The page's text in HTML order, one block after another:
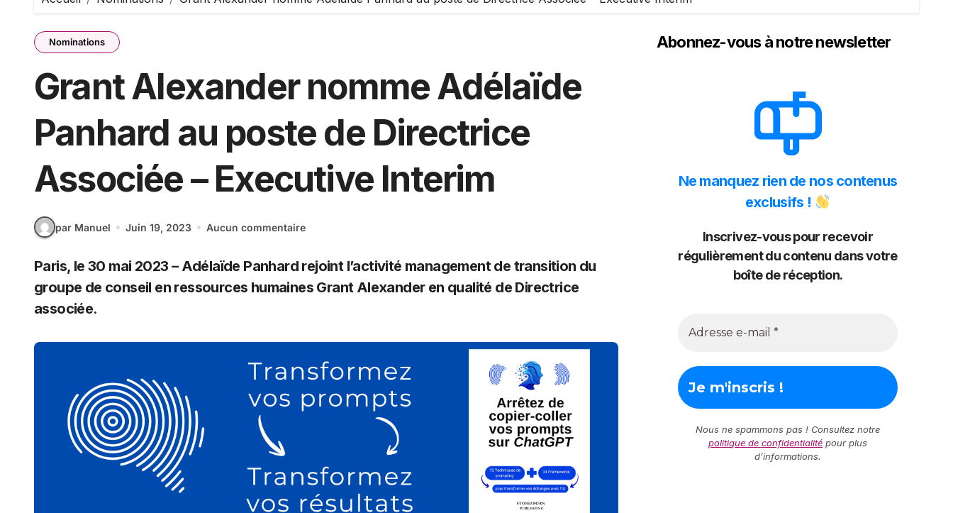
Nominations
Grant Alexander nomme Adélaïde
Panhard au poste de Directrice
Associée – Executive Interim
par Manuel Juin 19, 2023 Aucun commentaire
Paris, le 30 mai 2023 – Adélaïde Panhard rejoint l’activité management de transition du
groupe de conseil en ressources humaines Grant Alexander en qualité de Directrice
associée.
Abonnez-vous à notre newsletter
Ne manquez rien de nos contenus
exclusifs !
Inscrivez-vous pour recevoir
régulièrement du contenu dans votre
boîte de réception.
Nous ne spammons pas ! Consultez notre
politique de confidentialité pour plus
d’informations.